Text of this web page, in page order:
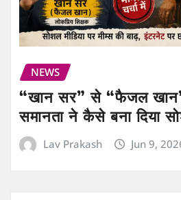
NEWS
“खान सर” से “फैजल
समानता ने कैसे बना दिया
Lav Prakash Jun 9,